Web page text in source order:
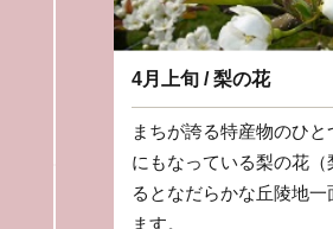
4月上旬 / 梨の花
まちが誇る特産物のひ
にもなっている梨の花
るとなだらかな丘陵地
ます。